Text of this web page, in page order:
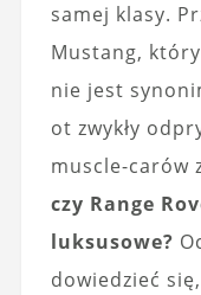
samej klasy.
Mustang,
nie jest
ot zwykły
muscle-carów
czy Range
luksusowe?
dowiedzieć